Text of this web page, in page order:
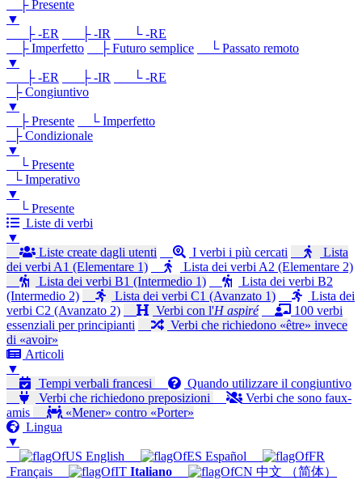
├ Presente
▼
├ -ER
├ -IR
└ -RE
├ Imperfetto
├ Futuro semplice
└ Passato remoto
▼
├ -ER
├ -IR
└ -RE
├ Congiuntivo
▼
├ Presente
└ Imperfetto
├ Condizionale
▼
└ Presente
└ Imperativo
▼
└ Presente
Liste di verbi
▼
Liste create dagli utenti
I verbi i più cercati
Lista
dei verbi A1 (Elementare 1)
Lista dei verbi A2 (Elementare 2)
Lista dei verbi B1 (Intermedio 1)
Lista dei verbi B2
(Intermedio 2)
Lista dei verbi C1 (Avanzato 1)
Lista dei
verbi C2 (Avanzato 2)
Verbi con l'H aspiré
100 verbi
essenziali per principianti
Verbi che richiedono «être» invece
di «avoir»
Articoli
▼
Tempi verbali francesi
Quando utilizzare il congiuntivo
Verbi che richiedono preposizioni
Verbi che sono faux-
amis
«Mener» contro «Porter»
Lingua
▼
English
Español
Français
Italiano
中文 （简体）